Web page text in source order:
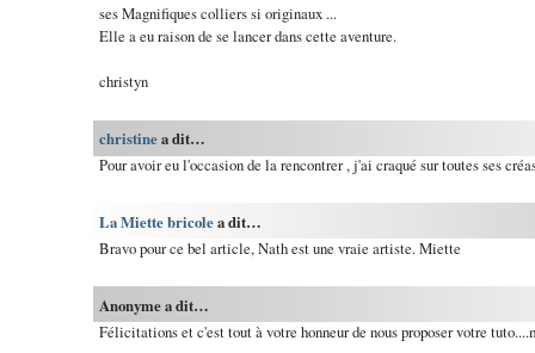
ses Magnifiques colliers si originaux ...
Elle a eu raison de se lancer dans cette aventure.
christyn
christinea dit…
Pour avoir eu l'occasion de la rencontrer , j'ai craqué sur toutes ses
La Miette bricolea dit…
Bravo pour ce bel article, Nath est une vraie artiste. Miette
Anonyme a dit…
Félicitations et c'est tout à votre honneur de nous proposer votre